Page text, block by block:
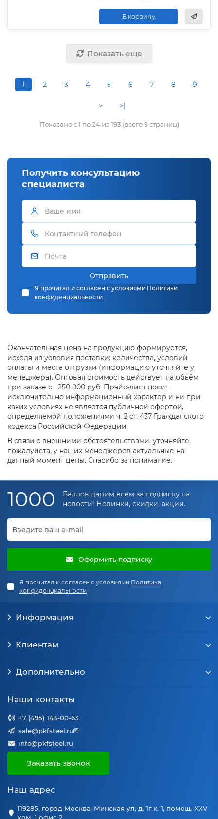
В корзину
Показать еще
1 2 3 4 5 6 7 8 9
> >|
Показано с 1 по 24 из 193 (всего 9 страниц)
Получить консультацию
специалиста
Отправить
Я прочитал и согласен с условиями Политики
конфиденциальности
Окончательная цена на продукцию формируется,
исходя из условия поставки: количества, условий
оплаты и места отгрузки (информацию уточняйте у
менеджера). Оптовая стоимость действует на объём
при заказе от 250 000 руб. Прайс-лист носит
исключительно информационный характер и ни при
каких условиях не является публичной офертой,
определяемой положениями ч. 2 ст. 437 Гражданского
кодекса Российской Федерации.
В связи с внешними обстоятельствами, уточняйте,
пожалуйста, у наших менеджеров актуальные на
данный момент цены. Спасибо за понимание.
1000
Баллов дарим всем за подписку на
новости! Новинки, скидки, акции.
Оформить подписку
Я прочитал и согласен с условиями Политика
конфиденциальности
Информация
Клиентам
Дополнительно
Наши контакты
+7 (495) 143-00-63
sale@pkfsteel.ru
info@pkfsteel.ru
Заказать звонок
Наш адрес
119285, город Москва, Минская ул, д. 1г к. 1, помещ. XXV
ком. 1 офис 2